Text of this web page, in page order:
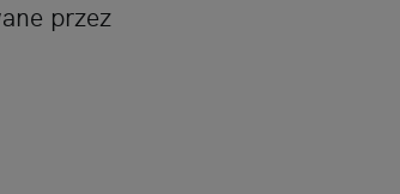
przez